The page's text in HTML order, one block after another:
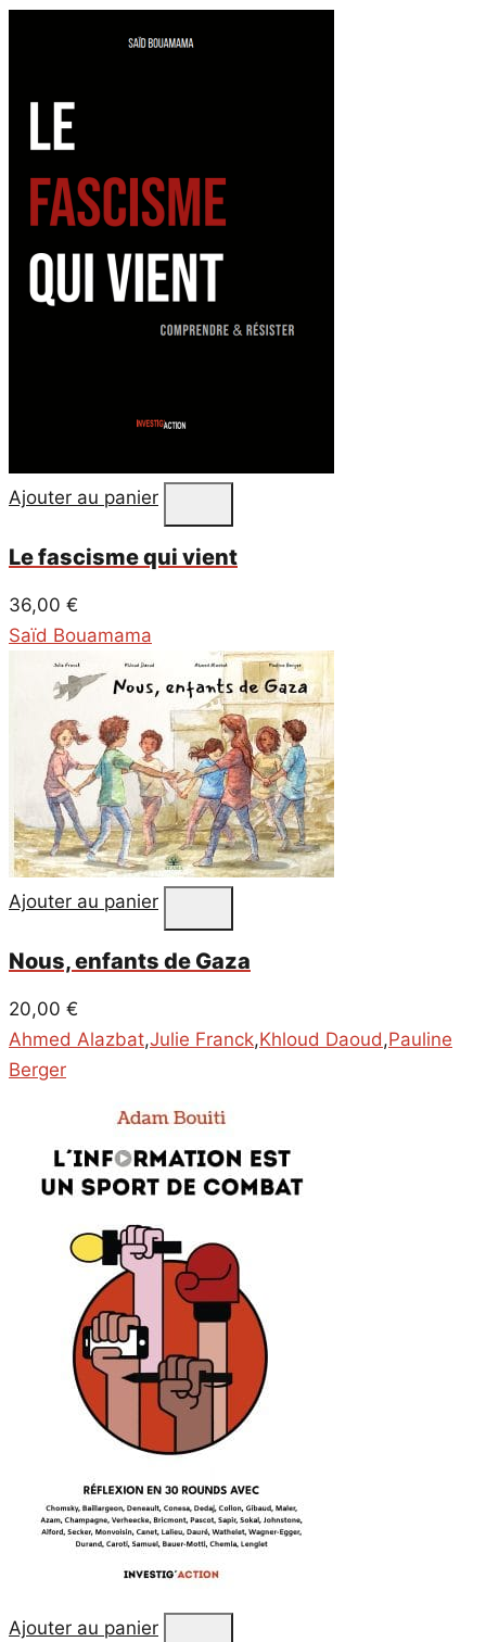
Ajouter au panier
Le fascisme qui vient
36,00 €
Saïd Bouamama
Ajouter au panier
Nous, enfants de Gaza
20,00 €
Ahmed Alazbat,Julie Franck,Khloud Daoud,Pauline
Berger
Ajouter au panier